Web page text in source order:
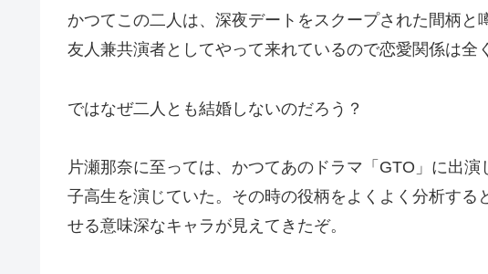
かつてこの二人は、深夜デートをスクープされた間柄
友人兼共演者としてやって来れているので恋愛関係は全
ではなぜ二人とも結婚しないのだろう？
片瀬那奈に至っては、かつてあのドラマ「GTO」に出
子高生を演じていた。その時の役柄をよくよく分析する
せる意味深なキャラが見えてきたぞ。